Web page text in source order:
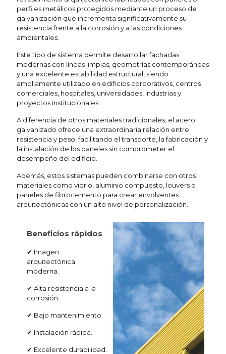
perfiles metálicos protegidos mediante un proceso de
galvanización que incrementa significativamente su
resistencia frente a la corrosión y a las condiciones
ambientales.
Este tipo de sistema permite desarrollar fachadas
modernas con líneas limpias, geometrías contemporáneas
y una excelente estabilidad estructural, siendo
ampliamente utilizado en edificios corporativos, centros
comerciales, hospitales, universidades, industrias y
proyectos institucionales.
A diferencia de otros materiales tradicionales, el acero
galvanizado ofrece una extraordinaria relación entre
resistencia y peso, facilitando el transporte, la fabricación y
la instalación de los paneles sin comprometer el
desempeño del edificio.
Además, estos sistemas pueden combinarse con otros
materiales como vidrio, aluminio compuesto, louvers o
paneles de fibrocemento para crear envolventes
arquitectónicas con un alto nivel de personalización.
Beneficios rápidos
✔ Imagen
arquitectónica
moderna.
✔ Alta resistencia a la
corrosión.
✔ Bajo mantenimiento.
✔ Instalación rápida.
✔ Excelente durabilidad.